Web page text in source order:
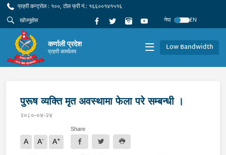
प्रहरी कन्ट्रोल : १००, टोल फ्री नं.: १६६००१४१५१६
नेपा
EN
कर्णाली प्रदेश
प्रहरी कार्यालय Low Bandwidth
पुरूष व्यक्ति मृत अवस्थामा फेला परे सम्बन्धी ।
२०८०-०४-२४
A A- A+
Share